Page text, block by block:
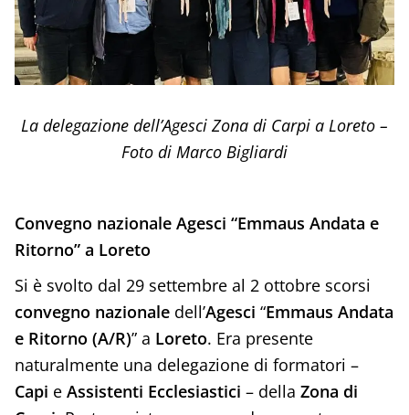
La delegazione dell’Agesci Zona di Carpi a Loreto –
Foto di Marco Bigliardi
Convegno nazionale Agesci “Emmaus Andata e
Ritorno” a Loreto
Si è svolto dal 29 settembre al 2 ottobre scorsi
convegno nazionaledell’Agesci “Emmaus Andata
e Ritorno (A/R)” a Loreto. Era presente
naturalmente una delegazione di formatori –
Capi e Assistenti Ecclesiastici – della Zona di